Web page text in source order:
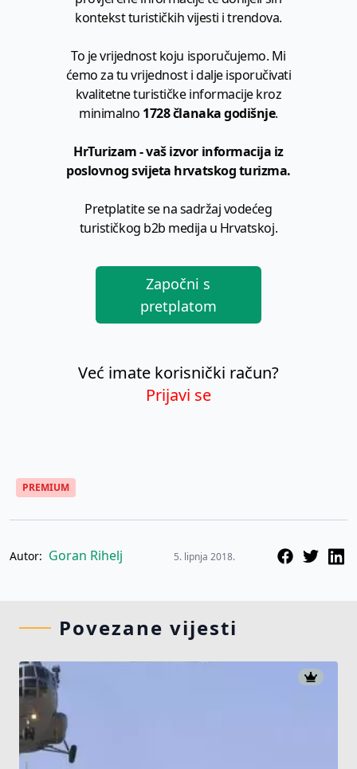
kontekst turističkih vijesti i trendova.
To je vrijednost koju isporučujemo. Mi
ćemo za tu vrijednost i dalje isporučivati
kvalitetne turističke informacije kroz
minimalno 1728 članaka godišnje.
HrTurizam - vaš izvor informacija iz
poslovnog svijeta hrvatskog turizma.
Pretplatite se na sadržaj vodećeg
turističkog b2b medija u Hrvatskoj.
Započni s
pretplatom
Već imate korisnički račun?
Prijavi se
PREMIUM
Autor: Goran Rihelj 5. lipnja 2018.
Povezane vijesti